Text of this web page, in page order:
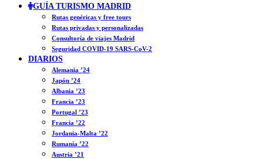
GUÍA TURISMO MADRID
Rutas genéricas y free tours
Rutas privadas y personalizadas
Consultoría de viajes Madrid
Seguridad COVID-19 SARS-CoV-2
DIARIOS
Alemania ’24
Japón ’24
Albania ’23
Francia ’23
Portugal ’23
Francia ’22
Jordania-Malta ’22
Rumanía ’22
Austria ’21